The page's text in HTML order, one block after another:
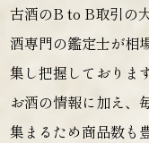
古酒のB to B取引の
酒専門の鑑定士が相
集し把握しておりま
お酒の情報に加え、
集まるため商品数も